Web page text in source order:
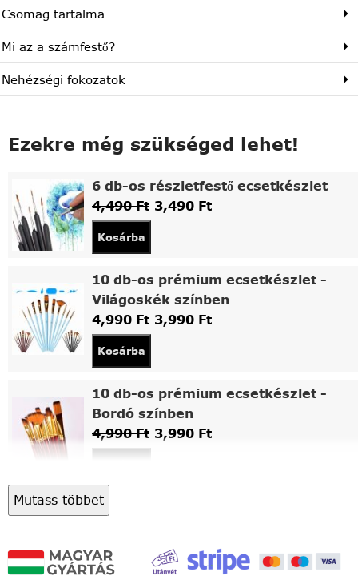
Csomag tartalma
Mi az a számfestő?
Nehézségi fokozatok
Ezekre még szükséged lehet!
6 db-os részletfestő ecsetkészlet
4,490Ft 3,490 Ft
Kosárba
10 db-os prémium ecsetkészlet -
Világoskék színben
4,990Ft 3,990 Ft
Kosárba
10 db-os prémium ecsetkészlet -
Bordó színben
4,990Ft 3,990 Ft
Asztali fa festőállvány
Kosárba
Mutass többet